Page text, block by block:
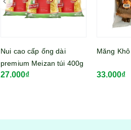
Măng Khô Ichii túi 100g
33.000₫